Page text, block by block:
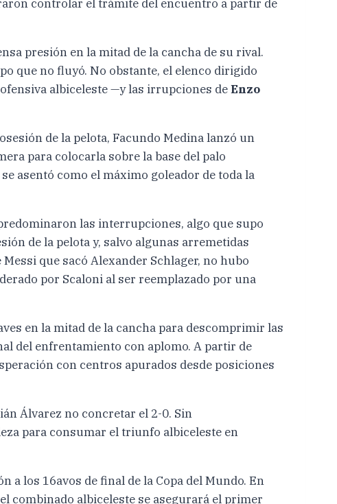
controlar el trámite del encuentro a partir de
presión en la mitad de la cancha de su rival.
que no fluyó. No obstante, el elenco dirigido
albiceleste —y las irrupciones deEnzo
de la pelota, Facundo Medina lanzó un
para colocarla sobre la base del palo
asentó como el máximo goleador de toda la
las interrupciones, algo que supo
de la pelota y, salvo algunas arremetidas
que sacó Alexander Schlager, no hubo
por Scaloni al ser reemplazado por una
en la mitad de la cancha para descomprimir las
del enfrentamiento con aplomo. A partir de
con centros apurados desde posiciones
Álvarez no concretar el 2-0. Sin
para consumar el triunfo albiceleste en
los 16avos de final de la Copa del Mundo. En
combinado albiceleste se asegurará el primer